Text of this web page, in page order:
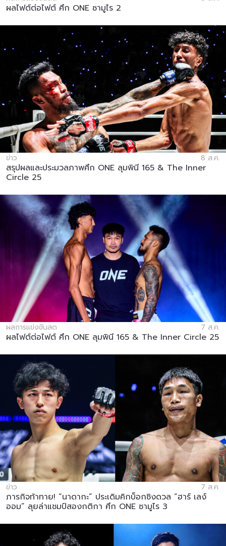
ผลไฟต์ต่อไฟต์ ศึก ONE ซามูไร 2
ข่าว 8 ส.ค.
สรุปผลและประมวลภาพศึก ONE ลุมพินี 165 & The Inner
Circle 25
ผลการแข่งขันสด 7 ส.ค.
ผลไฟต์ต่อไฟต์ ศึก ONE ลุมพินี 165 & The Inner Circle 25
ข่าว 7 ส.ค.
ภารกิจท้าทาย! “นาดากะ” ประเดิมคิกบ็อกซิงดวล “ฮาร์ เลง์
ออม” ลุยล่าแชมป์สองกติกา ศึก ONE ซามูไร 3